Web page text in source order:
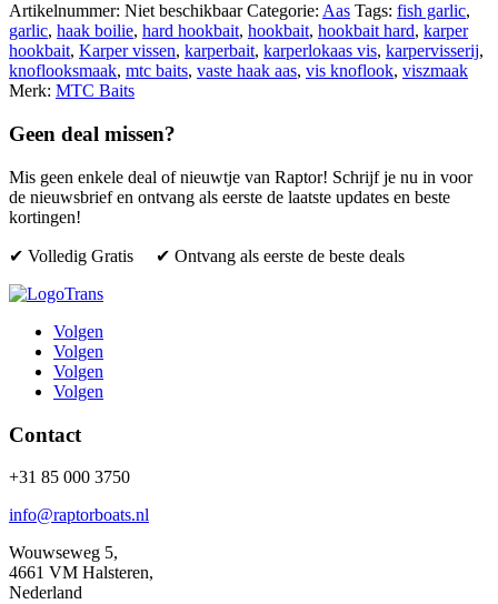
Artikelnummer: Niet beschikbaar Categorie: Aas Tags: fish garlic,
garlic, haak boilie, hard hookbait, hookbait, hookbait hard, karper
hookbait, Karper vissen, karperbait, karperlokaas vis, karpervisserij,
knoflooksmaak, mtc baits, vaste haak aas, vis knoflook, viszmaak
Merk: MTC Baits
Geen deal missen?
Mis geen enkele deal of nieuwtje van Raptor! Schrijf je nu in voor
de nieuwsbrief en ontvang als eerste de laatste updates en beste
kortingen!
✔ Volledig Gratis ✔ Ontvang als eerste de beste deals
Volgen
Volgen
Volgen
Volgen
Contact
+31 85 000 3750
info@raptorboats.nl
Wouwseweg 5,
4661 VM Halsteren,
Nederland